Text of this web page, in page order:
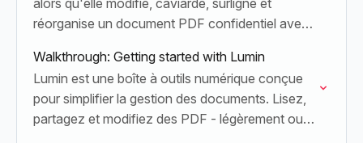
alors qu'elle modifie, caviarde, surligne et
réorganise un document PDF confidentiel avec
Walkthrough: Getting started with Lumin
Lumin est une boîte à outils numérique conçue
pour simplifier la gestion des documents. Lisez,
partagez et modifiez des PDF - légèrement ou